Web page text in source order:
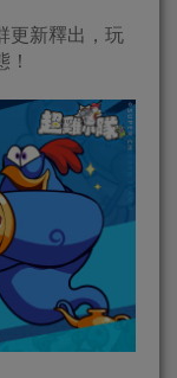
更新釋出，玩